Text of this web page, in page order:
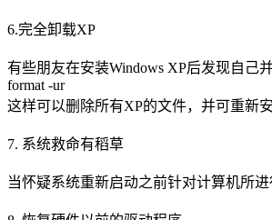
6.完全卸载XP
有些朋友在安装Windows XP后发现自己
format -ur
这样可以删除所有XP的文件，并可重新安
7. 系统救命有稻草
当怀疑系统重新启动之前针对计算机所